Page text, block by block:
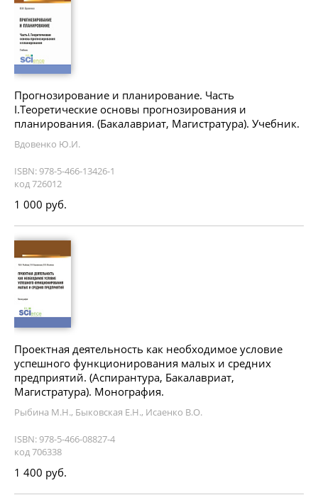
Прогнозирование и планирование. Часть
I.Теоретические основы прогнозирования и
планирования. (Бакалавриат, Магистратура). Учебник.
Вдовенко Ю.И.
ISBN: 978-5-466-13426-1
код 726012
1 000 руб.
Проектная деятельность как необходимое условие
успешного функционирования малых и средних
предприятий. (Аспирантура, Бакалавриат,
Магистратура). Монография.
Рыбина М.Н., Быковская Е.Н., Исаенко В.О.
ISBN: 978-5-466-08827-4
код 706338
1 400 руб.